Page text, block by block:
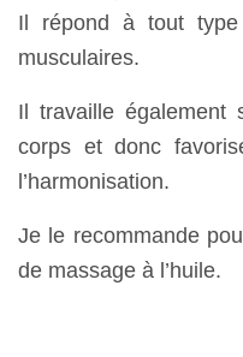
Il répond à tout
musculaires.
Il travaille également
corps et donc
l’harmonisation.
Je le recommande
de massage à l’huile.